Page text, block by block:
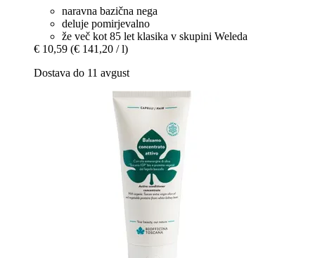
naravna bazična nega
deluje pomirjevalno
že več kot 85 let klasika v skupini Weleda
€ 10,59 (€ 141,20 / l)
Dostava do 11 avgust